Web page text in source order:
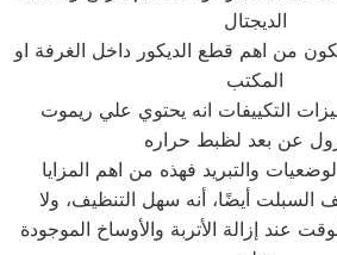
الديجتال
من اهم قطع الديكور داخل الغرفة او
المكتب
التكييفات انه يحتوي علي ريموت
عن بعد لظبط حراره
والتبريد فهذه من اهم المزايا
أيضًا، أنه سهل التنظيف، ولا
عند إزالة الأتربة والأوساخ الموجودة